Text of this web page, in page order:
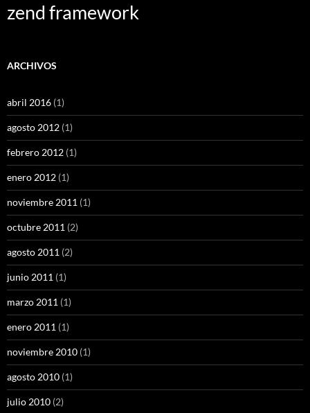
zend framework
ARCHIVOS
abril 2016 (1)
agosto 2012 (1)
febrero 2012 (1)
enero 2012 (1)
noviembre 2011 (1)
octubre 2011 (2)
agosto 2011 (2)
junio 2011 (1)
marzo 2011 (1)
enero 2011 (1)
noviembre 2010 (1)
agosto 2010 (1)
julio 2010 (2)